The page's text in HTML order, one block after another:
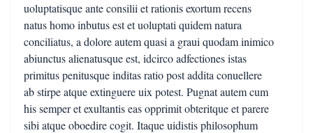
uoluptatisque ante consilii et rationis exortum recens
natus homo inbutus est et uoluptati quidem natura
conciliatus, a dolore autem quasi a graui quodam inimico
abiunctus alienatusque est, idcirco adfectiones istas
primitus penitusque inditas ratio post addita conuellere
ab stirpe atque extinguere uix potest. Pugnat autem cum
his semper et exultantis eas opprimit obteritque et parere
sibi atque oboedire cogit. Itaque uidistis philosophum